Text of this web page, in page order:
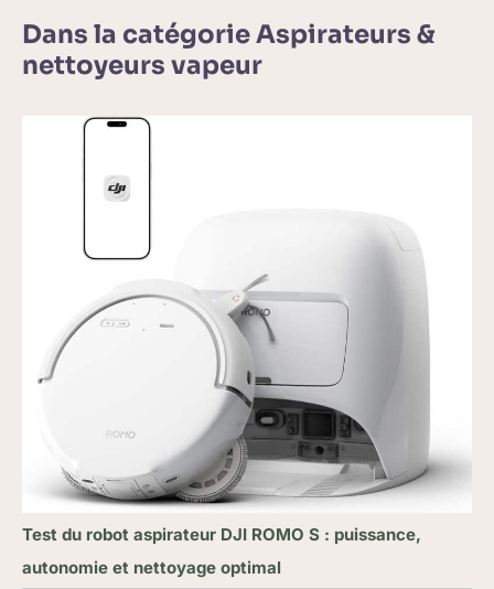
Dans la catégorie Aspirateurs &
nettoyeurs vapeur
Test du robot aspirateur DJI ROMO S : puissance,
autonomie et nettoyage optimal